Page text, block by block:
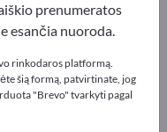
prekės – Verslo
prenumeratos
esančia nuoroda.
rinkodaros platformą.
šią formą, patvirtinate, jog
"Brevo" tvarkyti pagal